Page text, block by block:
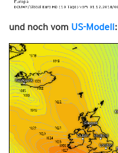
und noch vom US-Modell: